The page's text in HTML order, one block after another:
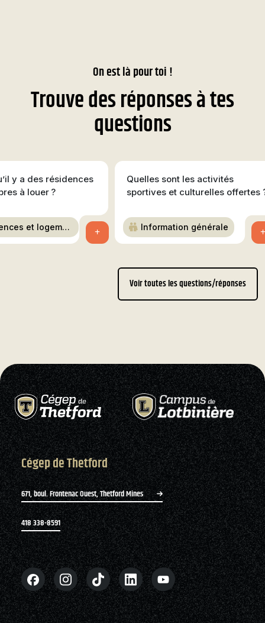
On est là pour toi !
Trouve des réponses à tes
questions
y a des résidences
à louer ?
et logemen +
Quelles sont les activités
sportives et culturelles offertes
Information générale +
Voir toutes les questions/réponses
Cégep de Thetford
671, boul. Frontenac Ouest, Thetford Mines
418 338-8591